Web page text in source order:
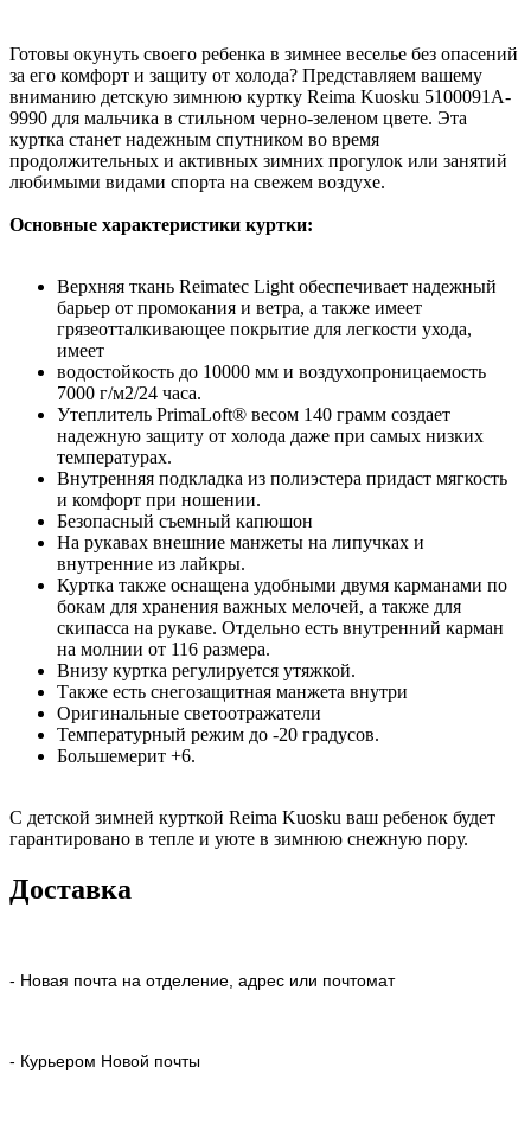
Готовы окунуть своего ребенка в зимнее веселье без опасений
за его комфорт и защиту от холода? Представляем вашему
вниманию детскую зимнюю куртку Reima Kuosku 5100091A-
9990 для мальчика в стильном черно-зеленом цвете. Эта
куртка станет надежным спутником во время
продолжительных и активных зимних прогулок или занятий
любимыми видами спорта на свежем воздухе.
Основные характеристики куртки:
Верхняя ткань Reimatec Light обеспечивает надежный
барьер от промокания и ветра, а также имеет
грязеотталкивающее покрытие для легкости ухода,
имеет
водостойкость до 10000 мм и воздухопроницаемость
7000 г/м2/24 часа.
Утеплитель PrimaLoft® весом 140 грамм создает
надежную защиту от холода даже при самых низких
температурах.
Внутренняя подкладка из полиэстера придаст мягкость
и комфорт при ношении.
Безопасный съемный капюшон
На рукавах внешние манжеты на липучках и
внутренние из лайкры.
Куртка также оснащена удобными двумя карманами по
бокам для хранения важных мелочей, а также для
скипасса на рукаве. Отдельно есть внутренний карман
на молнии от 116 размера.
Внизу куртка регулируется утяжкой.
Также есть снегозащитная манжета внутри
Оригинальные светоотражатели
Температурный режим до -20 градусов.
Большемерит +6.
С детской зимней курткой Reima Kuosku ваш ребенок будет
гарантировано в тепле и уюте в зимнюю снежную пору.
Доставка
- Новая почта на отделение, адрес или почтомат
- Курьером Новой почты